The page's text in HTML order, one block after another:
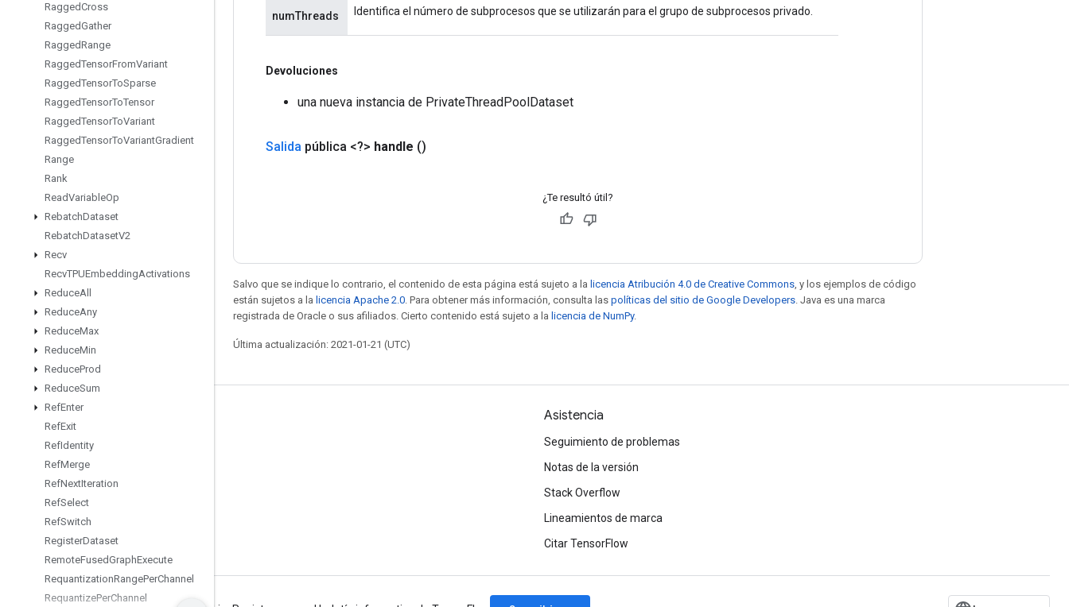
RaggedCross
RaggedGather
RaggedRange
RaggedTensorFromVariant
RaggedTensorToSparse
RaggedTensorToTensor
RaggedTensorToVariant
RaggedTensorToVariantGradient
Range
Rank
ReadVariableOp
RebatchDataset
RebatchDatasetV2
Recv
RecvTPUEmbeddingActivations
ReduceAll
ReduceAny
ReduceMax
ReduceMin
ReduceProd
ReduceSum
RefEnter
RefExit
RefIdentity
RefMerge
RefNextIteration
RefSelect
RefSwitch
RegisterDataset
RemoteFusedGraphExecute
RequantizationRangePerChannel
RequantizePerChannel
numThreads Identifica el número de subprocesos que se utilizarán para el grupo de subprocesos privado.
Devoluciones
una nueva instancia de PrivateThreadPoolDataset
Salida pública <?> handle ()
¿Te resultó útil?
Salvo que se indique lo contrario, el contenido de esta página está sujeto a la licencia Atribución 4.0 de Creative Commons , y los ejemplos de código
están sujetos a la licencia Apache 2.0 . Para obtener más información, consulta las políticas del sitio de Google Developers . Java es una marca
registrada de Oracle o sus afiliados. Cierto contenido está sujeto a la licencia de NumPy.
Última actualización: 2021-01-21 (UTC)
Mantente conectado
Twitter
YouTube
Asistencia
Seguimiento de problemas
Notas de la versión
Stack Overflow
Lineamientos de marca
Citar TensorFlow